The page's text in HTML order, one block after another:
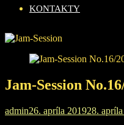
KONTAKTY
Jam-Session
admin26. apríla 201928.